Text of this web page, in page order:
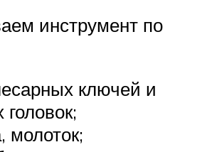
инструмент по
ключей и
молоток;